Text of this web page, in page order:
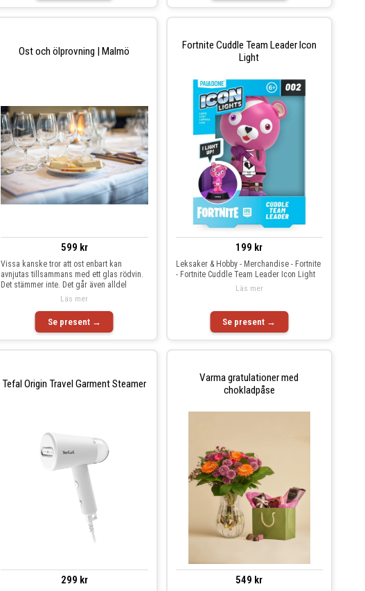
Ost och ölprovning | Malmö
599 kr
Vissa kanske tror att ost enbart kan
avnjutas tillsammans med ett glas rödvin.
Det stämmer inte. Det går även alldel
Se present →
Läs mer
Fortnite Cuddle Team Leader Icon
Light
199 kr
Leksaker & Hobby - Merchandise - Fortnite
- Fortnite Cuddle Team Leader Icon Light
Se present →
Läs mer
Tefal Origin Travel Garment Steamer
299 kr
Varma gratulationer med
chokladpåse
549 kr